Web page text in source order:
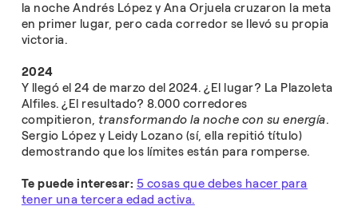
la noche Andrés López y Ana Orjuela cruzaron la meta
en primer lugar, pero cada corredor se llevó su propia
victoria.
2024
Y llegó el 24 de marzo del 2024. ¿El lugar? La Plazoleta
Alfiles. ¿El resultado? 8.000 corredores
compitieron,transformando la noche con su energía.
Sergio López y Leidy Lozano (sí, ella repitió título)
demostrando que los límites están para romperse.
Te puede interesar: 5 cosas que debes hacer para
tener una tercera edad activa.